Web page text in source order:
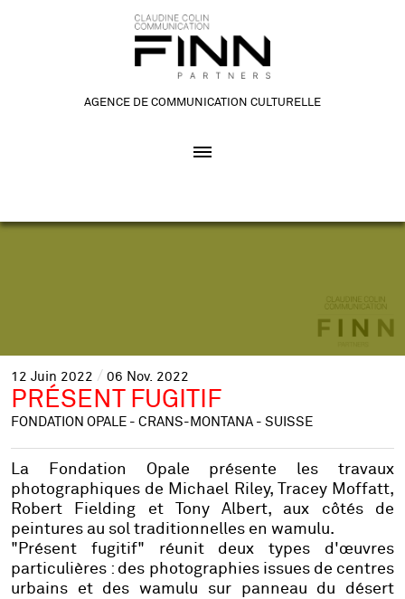
AGENCE DE COMMUNICATION CULTURELLE
12 Juin 2022 06 Nov. 2022
PRÉSENT FUGITIF
FONDATION OPALE - CRANS-MONTANA - SUISSE
La Fondation Opale présente les travaux
photographiques de Michael Riley, Tracey Moffatt,
Robert Fielding et Tony Albert, aux côtés de
peintures au sol traditionnelles en wamulu.
"Présent fugitif" réunit deux types d'œuvres
particulières : des photographies issues de centres
urbains et deswamulu sur panneau du désert